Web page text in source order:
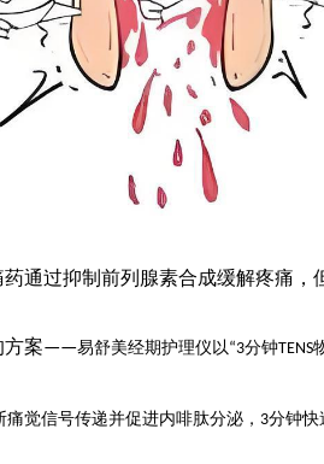
通过抑制前列腺素合成缓解疼痛，
案——易舒美经期护理仪 以 “3分钟TENS
觉信号传递并促进内啡肽分泌， 3分钟快